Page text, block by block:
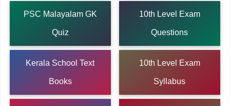
PSC Malayalam GK
Quiz
10th Level Exam
Questions
Kerala School Text
Books
10th Level Exam
Syllabus